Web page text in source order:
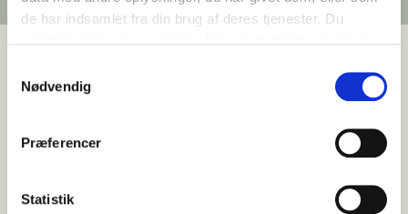
de har indsamlet fra din brug af deres tjenester. Du
Nødvendig
Præferencer
Statistik
Den tidligere postcentral på
har
rammer har Fitness X åbnet et nyt fitnesscenter